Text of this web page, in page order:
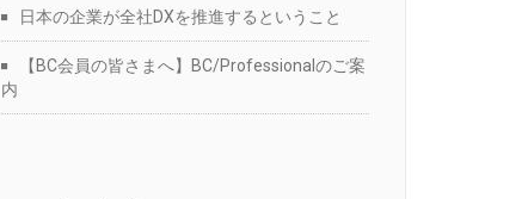
日本の企業が全社DXを推進するということ
【BC会員の皆さまへ】BC/Professionalのご案
内